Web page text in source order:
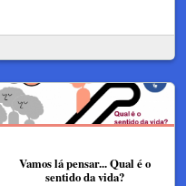
Vamos lá pensar... Qual é o
sentido da vida?